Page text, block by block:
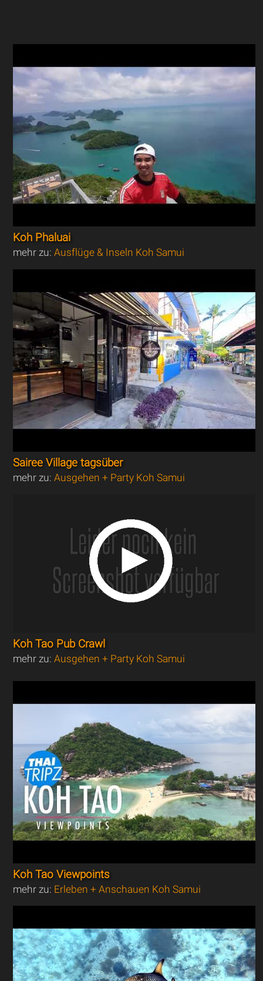
Koh Phaluai
mehr zu:Ausflüge & Inseln Koh Samui
Sairee Village tagsüber
mehr zu:Ausgehen + Party Koh Samui
Koh Tao Pub Crawl
mehr zu:Ausgehen + Party Koh Samui
Koh Tao Viewpoints
mehr zu: Erleben + Anschauen Koh Samui